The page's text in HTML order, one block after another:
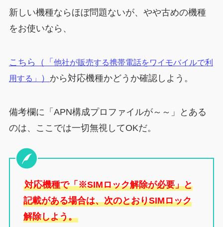
新しい機種ならほぼ問題ないが、やや古めの機種
をお使いなら、
こちら（「 他社が販売する携帯電話をワイモバイルで利
用する」
） から対応機種かどうか確認しよう。
備考欄に「APN構成プロファイルが～～」とある
のは、ここでは一切無視してOKだ。
対応機種で「※SIMロック解除が必要」と
記載がある場合は、次のとおりSIMロック
解除しよう。